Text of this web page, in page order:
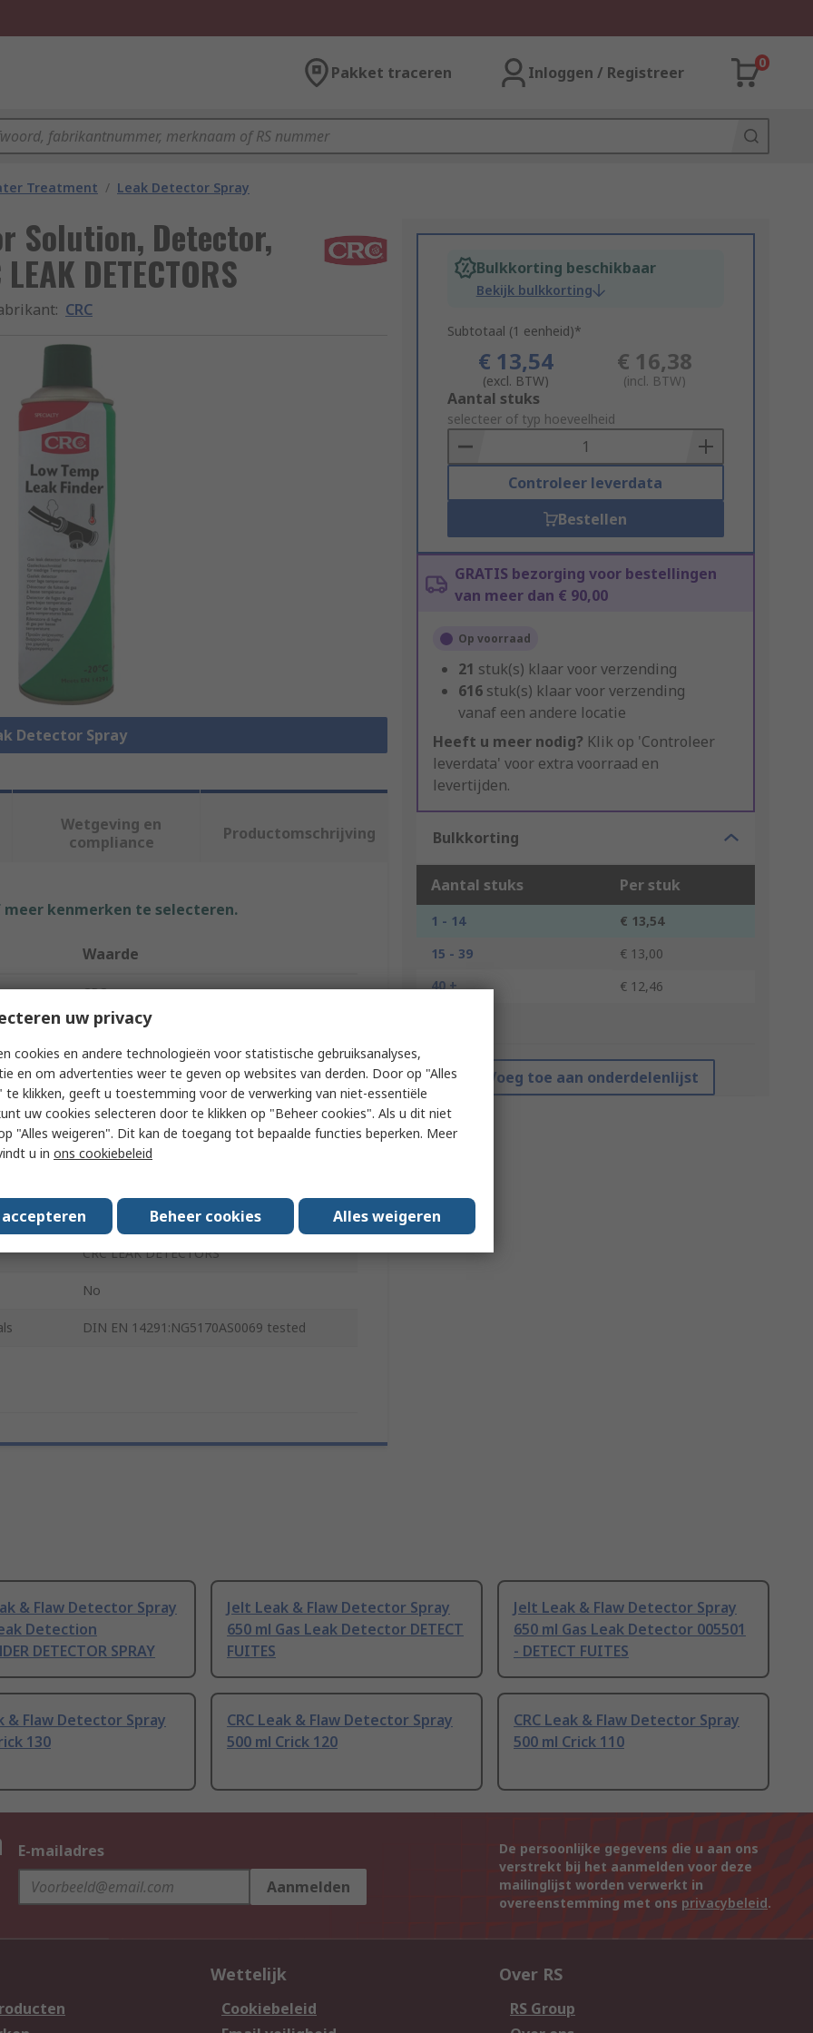
Pakket traceren Inloggen / Registreer
0
Treatment / Leak Detector Spray
Solution, Detector,
DETECTORS
: CRC
Detector Spray
Bulkkorting beschikbaar
Bekijk bulkkorting
Subtotaal (1 eenheid)*
€ 13,54
(excl. BTW)
€ 16,38
(incl. BTW)
Add
to
Basket
Aantal stuks
selecteer of typ hoeveelheid
Controleer leverdata
Bestellen
GRATIS bezorging voor bestellingen
van meer dan € 90,00
Op voorraad
21 stuk(s) klaar voor verzending
616 stuk(s) klaar voor verzending
vanaf een andere locatie
Heeft u meer nodig? Klik op 'Controleer
leverdata' voor extra voorraad en
levertijden.
Bulkkorting
Aantal stuks Per stuk
1 - 14
€ 13,54
15 - 39
€ 13,00
40 +
€ 12,46
Voeg toe aan onderdelenlijst
Wetgeving en
compliance
Productomschrijving
kenmerken te selecteren.
Waarde
CRC
Air & Gas Leak Detector Solution
Liquid
Detector
500 ml
Can
CRC LEAK DETECTORS
No
DIN EN 14291:NG5170AS0069 tested
& Flaw Detector Spray
Detection
DETECTOR SPRAY
Jelt Leak & Flaw Detector Spray
650 ml Gas Leak Detector DETECT
FUITES
Jelt Leak & Flaw Detector Spray
650 ml Gas Leak Detector 005501
- DETECT FUITES
& Flaw Detector Spray
130
CRC Leak & Flaw Detector Spray
500 ml Crick 120
CRC Leak & Flaw Detector Spray
500 ml Crick 110
E-mailadres
Aanmelden
De persoonlijke gegevens die u aan ons
verstrekt bij het aanmelden voor deze
mailinglijst worden verwerkt in
overeenstemming met ons privacybeleid.
Wettelijk
Cookiebeleid
Over RS
RS Group
uw privacy
cookies en andere technologieën voor statistische gebruiksanalyses,
en om advertenties weer te geven op websites van derden. Door op "Alles
te klikken, geeft u toestemming voor de verwerking van niet-essentiële
uw cookies selecteren door te klikken op "Beheer cookies". Als u dit niet
"Alles weigeren". Dit kan de toegang tot bepaalde functies beperken. Meer
u in ons cookiebeleid
Beheer cookies Alles weigeren